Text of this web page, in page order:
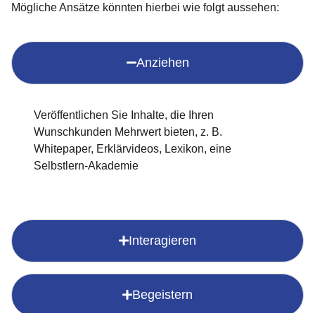
Mögliche Ansätze könnten hierbei wie folgt aussehen:
Anziehen
Veröffentlichen Sie Inhalte, die Ihren
Wunschkunden Mehrwert bieten, z. B.
Whitepaper, Erklärvideos, Lexikon, eine
Selbstlern-Akademie
Interagieren
Begeistern